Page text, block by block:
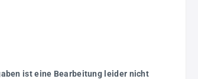
ist eine Bearbeitung leider nicht